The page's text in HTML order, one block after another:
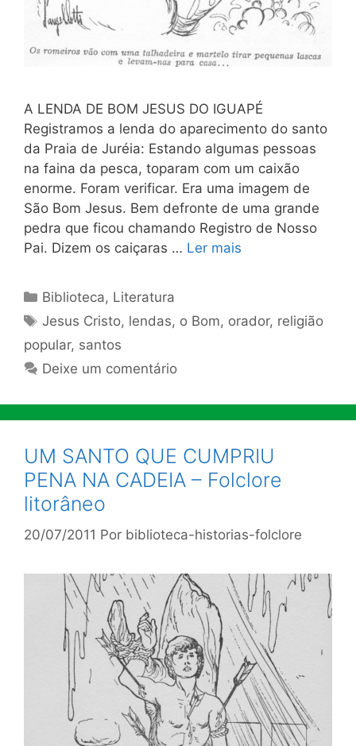
A LENDA DE BOM JESUS DO IGUAPÉ
Registramos a lenda do aparecimento do santo
da Praia de Juréia: Estando algumas pessoas
na faina da pesca, toparam com um caixão
enorme. Foram verificar. Era uma imagem de
São Bom Jesus. Bem defronte de uma grande
pedra que ficou chamando Registro de Nosso
Pai. Dizem os caiçaras … Ler mais
Categorias
Biblioteca, Literatura
Tags
Jesus Cristo, lendas, o Bom, orador, religião
popular, santos
Deixe um comentário
UM SANTO QUE CUMPRIU
PENA NA CADEIA – Folclore
litorâneo
20/07/2011 Por biblioteca-historias-folclore